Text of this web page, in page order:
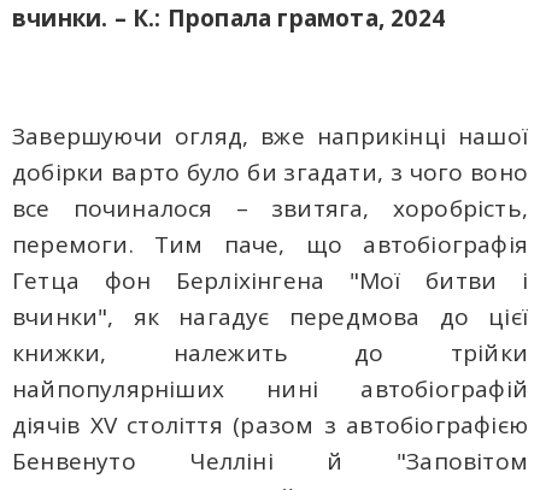
вчинки. – К.: Пропала грамота, 2024
Завершуючи огляд, вже наприкінці нашої
добірки варто було би згадати, з чого воно
все починалося – звитяга, хоробрість,
перемоги. Тим паче, що автобіографія
Гетца фон Берліхінгена "Мої битви і
вчинки", як нагадує передмова до цієї
книжки, належить до трійки
найпопулярніших нині автобіографій
діячів ХV століття (разом з автобіографією
Бенвенуто Челліні й "Заповітом